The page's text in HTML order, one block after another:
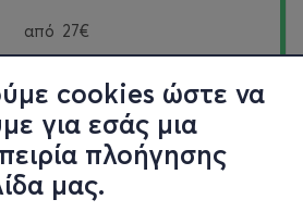
cookies ώστε να
για εσάς μια
πλοήγησης
μας.
από 27€
Εισιτήρια